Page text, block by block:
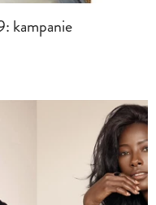
kampanie